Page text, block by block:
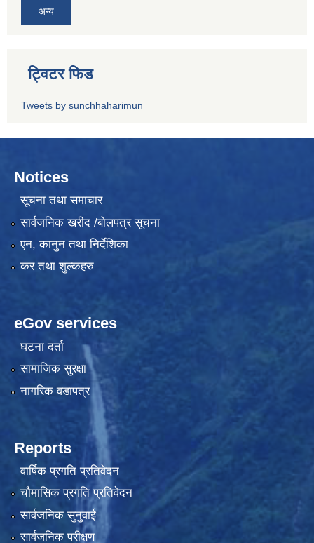
अन्य
ट्विटर फिड
Tweets by sunchhaharimun
Notices
सूचना तथा समाचार
सार्वजनिक खरीद /बोलपत्र सूचना
एन, कानुन तथा निर्देशिका
कर तथा शुल्कहरु
eGov services
घटना दर्ता
सामाजिक सुरक्षा
नागरिक वडापत्र
Reports
वार्षिक प्रगति प्रतिवेदन
चौमासिक प्रगति प्रतिवेदन
सार्वजनिक सुनुवाई
सार्वजनिक परीक्षण